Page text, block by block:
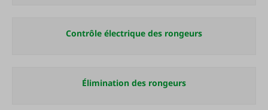
Contrôle électrique des rongeurs
Élimination des rongeurs